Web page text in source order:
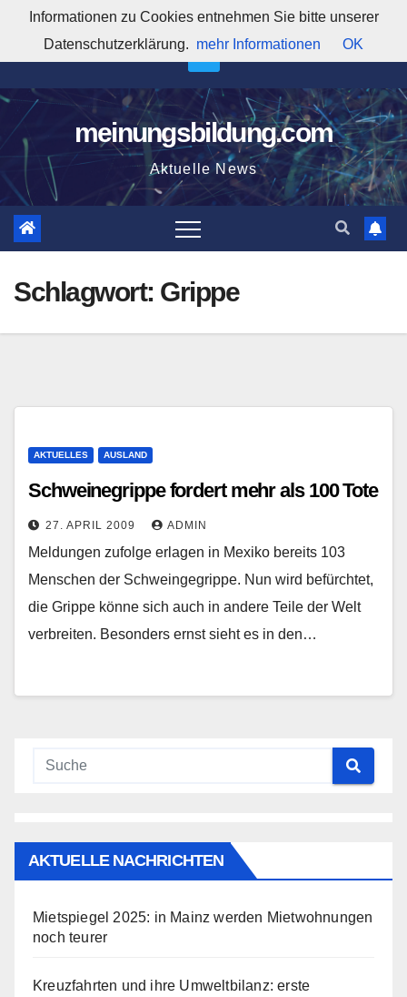
springen
11:42:54 AM
meinungsbildung.com
Aktuelle News
Schlagwort: Grippe
AKTUELLES AUSLAND
Schweinegrippe fordert mehr als 100 Tote
27. APRIL 2009 ADMIN
Meldungen zufolge erlagen in Mexiko bereits 103
Menschen der Schweingegrippe. Nun wird befürchtet,
die Grippe könne sich auch in andere Teile der Welt
verbreiten. Besonders ernst sieht es in den…
AKTUELLE NACHRICHTEN
Mietspiegel 2025: in Mainz werden Mietwohnungen
noch teurer
Kreuzfahrten und ihre Umweltbilanz: erste
Informationen zu Cookies entnehmen Sie bitte unserer
Datenschutzerklärung. mehr Informationen OK